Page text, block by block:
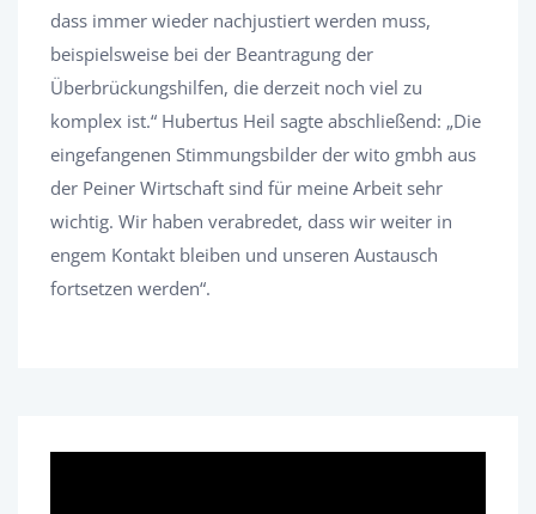
dass immer wieder nachjustiert werden muss,
beispielsweise bei der Beantragung der
Überbrückungshilfen, die derzeit noch viel zu
komplex ist.“ Hubertus Heil sagte abschließend: „Die
eingefangenen Stimmungsbilder der wito gmbh aus
der Peiner Wirtschaft sind für meine Arbeit sehr
wichtig. Wir haben verabredet, dass wir weiter in
engem Kontakt bleiben und unseren Austausch
fortsetzen werden“.